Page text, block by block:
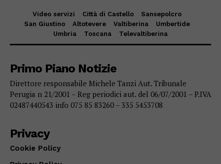
Video servizi Città di Castello
Sansepolcro
San Giustino
Altotevere Valtiberina
Umbertide
Umbria
Toscana Televaltiberina
Primo Piano Notizie
Direttore responsabile Michele Tanzi Aut. Tribunale
Perugia n 21/2001 – Reg periodici aut. del 06/07/2001 – P.IVA
02487440543 info 075 85 83260 – 335 5453708
Privacy
Cookie Policy